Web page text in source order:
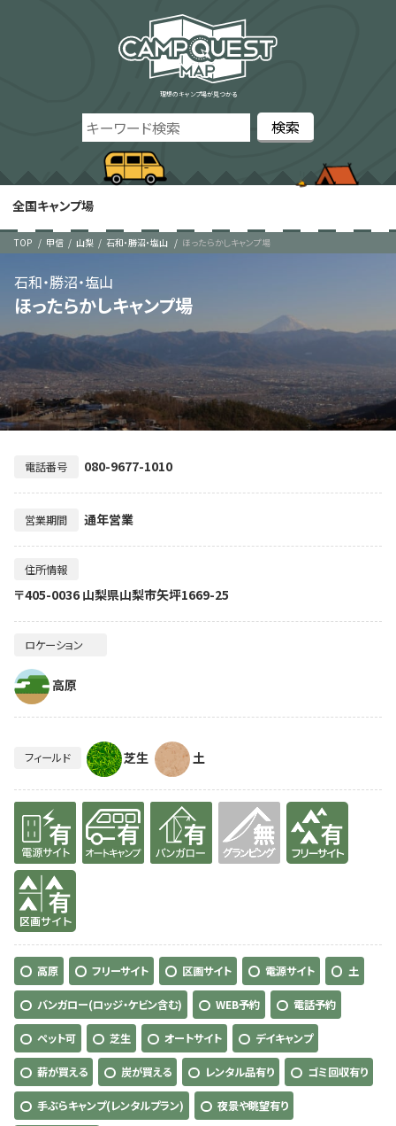
理想のキャンプ場が見つかる
全国キャンプ場
TOP 甲信 山梨 石和・勝沼・塩山 ほったらかしキャンプ場
ほったらかしキャンプ場
石和・勝沼・塩山
電話番号 080-9677-1010
営業期間 通年営業
住所情報
〒405-0036 山梨県山梨市矢坪1669-25
ロケーション
高原
フィールド 芝生 土
有り 有り 有り 有り
有り
高原 フリーサイト 区画サイト 電源サイト 土
バンガロー(ロッジ・ケビン含む) WEB予約 電話予約
ペット可 芝生 オートサイト デイキャンプ
薪が買える 炭が買える レンタル品有り ゴミ回収有り
手ぶらキャンプ(レンタルプラン) 夜景や眺望有り